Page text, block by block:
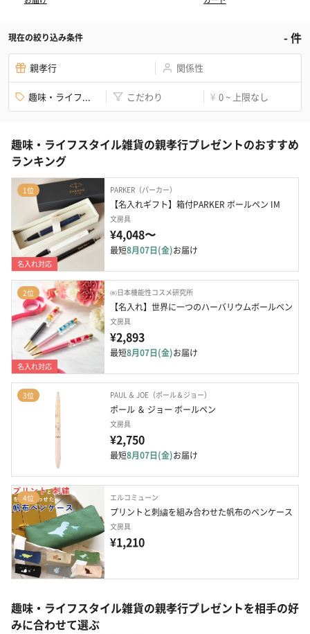
現在の絞り込み条件 -件
親孝行 関係性
趣味・ライフ... こだわり ¥ 0 ~ 上限なし
趣味・ライフスタイル雑貨の親孝行プレゼントのおすすめ
ランキング
1位
名入れ対応
PARKER（パーカー）
【名入れギフト】箱付PARKER ボールペン IM
文房具
¥4,048〜
最短8月07日(金)お届け
2位
名入れ対応
㈱日本機能性コスメ研究所
【名入れ】世界に一つのハーバリウムボールペン
文房具
¥2,893
最短8月07日(金)お届け
3位 PAUL ＆ JOE（ポール＆ジョー）
ポール ＆ ジョー ボールペン
文房具
¥2,750
最短8月07日(金)お届け
4位 エルコミューン
プリントと刺繍を組み合わせた帆布のペンケース
文房具
¥1,210
趣味・ライフスタイル雑貨の親孝行プレゼントを相手の好
みに合わせて選ぶ